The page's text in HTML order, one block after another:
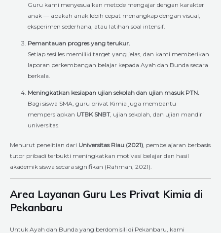
Guru kami menyesuaikan metode mengajar dengan karakter
anak — apakah anak lebih cepat menangkap dengan visual,
eksperimen sederhana, atau latihan soal intensif.
Pemantauan progres yang terukur.
Setiap sesi les memiliki target yang jelas, dan kami memberikan
laporan perkembangan belajar kepada Ayah dan Bunda secara
berkala.
Meningkatkan kesiapan ujian sekolah dan ujian masuk PTN.
Bagi siswa SMA, guru privat Kimia juga membantu
mempersiapkan UTBK SNBT, ujian sekolah, dan ujian mandiri
universitas.
Menurut penelitian dari Universitas Riau (2021) , pembelajaran berbasis
tutor pribadi terbukti meningkatkan motivasi belajar dan hasil
akademik siswa secara signifikan (Rahman, 2021).
Area Layanan Guru Les Privat Kimia di
Pekanbaru
Untuk Ayah dan Bunda yang berdomisili di Pekanbaru, kami